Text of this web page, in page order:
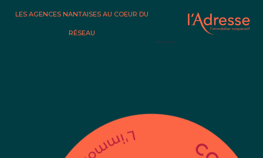
LES AGENCES NANTAISES AU COEUR DU
RÉSEAU